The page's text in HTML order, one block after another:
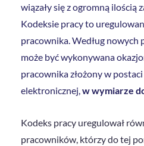
wiązały się z ogromną ilością
Kodeksie pracy to
pracownika. Według nowych
może być wykonywana
pracownika złożony w
elektronicznej,w wymiarze
Kodeks pracy uregulował
pracowników, którzy do tej